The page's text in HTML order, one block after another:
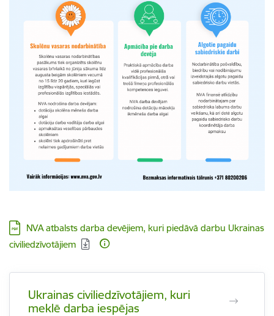
Lejupielādēt:
NVA atbalsts darba devējiem, kuri piedāvā darbu Ukrainas
civiliedzīvotājiem
Ukrainas civiliedzīvotājiem, kuri
meklē darba iespējas